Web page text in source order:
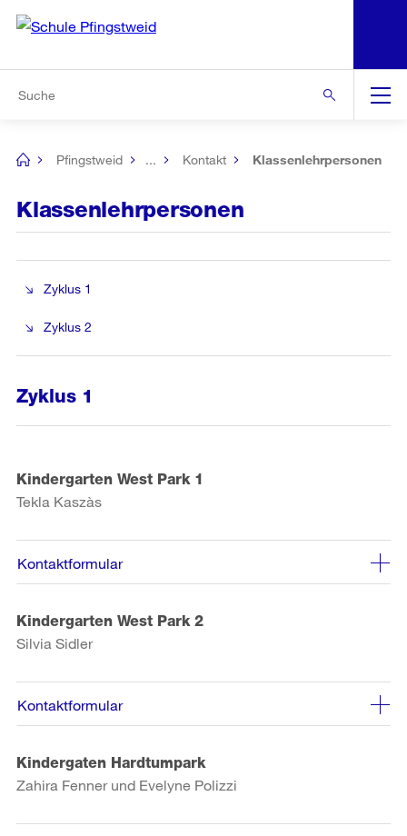
Navigation
[no
Pfingstweid ... Kontakt Klassenlehrpersonen
Klassenlehrpersonen
Zyklus 1
Zyklus 2
Zyklus 1
Kindergarten West Park 1
Tekla Kaszàs
Kontaktformular
Kindergarten West Park 2
Silvia Sidler
Kontaktformular
Kindergaten Hardtumpark
Zahira Fenner und Evelyne Polizzi